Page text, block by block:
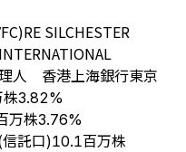
SILCHESTER
人 香港上海銀行東京
3.82%
万株3.76%
信託口)10.1百万株